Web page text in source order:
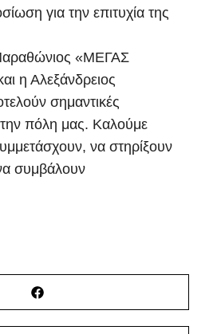
για την επιτυχία της
«ΜΕΓΑΣ
η Αλεξάνδρειος
σημαντικές
την πόλη μας. Καλούμε
να στηρίξουν
συμβάλουν